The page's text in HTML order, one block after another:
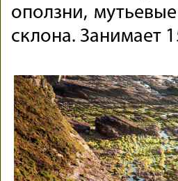
оползни,
склона. Занимает